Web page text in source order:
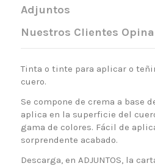
Adjuntos
Nuestros Clientes
Tinta o tinte para aplicar o
cuero.
Se compone de crema a base
aplica en la superficie del
gama de colores. Fácil de
sorprendente acabado.
Descarga, en ADJUNTOS, la